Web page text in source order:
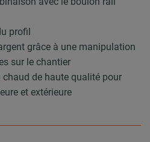
profil
grâce à une manipulation
sur le chantier
de haute qualité pour
et extérieure